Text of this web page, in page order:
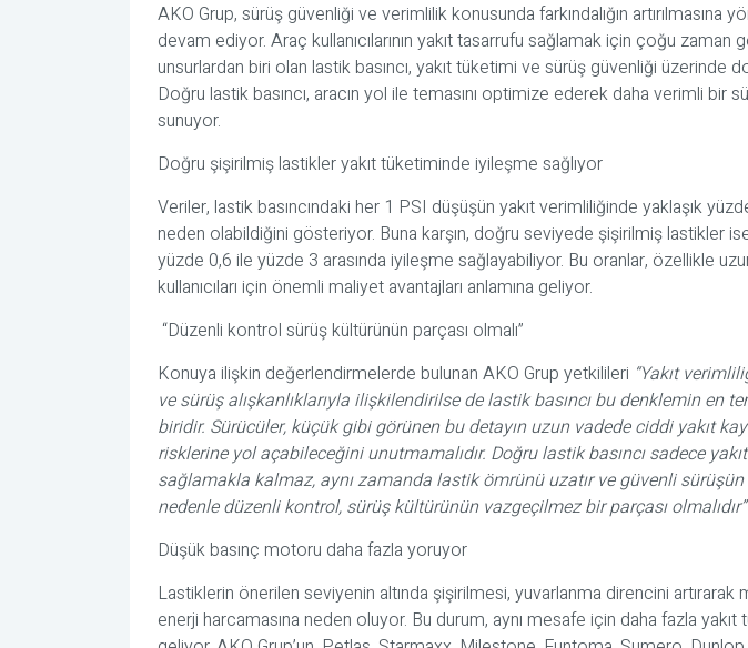
AKO Grup, sürüş güvenliği ve verimlilik konusunda farkındalığın artırılmasına
devam ediyor. Araç kullanıcılarının yakıt tasarrufu sağlamak için çoğu zaman
unsurlardan biri olan lastik basıncı, yakıt tüketimi ve sürüş güvenliği üzerinde
Doğru lastik basıncı, aracın yol ile temasını optimize ederek daha verimli bir
sunuyor.
Doğru şişirilmiş lastikler yakıt tüketiminde iyileşme sağlıyor
Veriler, lastik basıncındaki her 1 PSI düşüşün yakıt verimliliğinde yaklaşık
neden olabildiğini gösteriyor. Buna karşın, doğru seviyede şişirilmiş lastikler
yüzde 0,6 ile yüzde 3 arasında iyileşme sağlayabiliyor. Bu oranlar, özellikle
kullanıcıları için önemli maliyet avantajları anlamına geliyor.
“Düzenli kontrol sürüş kültürünün parçası olmalı”
Konuya ilişkin değerlendirmelerde bulunan AKO Grup yetkilileri “Yakıt
ve sürüş alışkanlıklarıyla ilişkilendirilse de lastik basıncı bu denklemin en
biridir. Sürücüler, küçük gibi görünen bu detayın uzun vadede ciddi yakıt
risklerine yol açabileceğini unutmamalıdır. Doğru lastik basıncı sadece
sağlamakla kalmaz, aynı zamanda lastik ömrünü uzatır ve güvenli sürüşün
nedenle düzenli kontrol, sürüş kültürünün vazgeçilmez bir parçası olmalıdır”
Düşük basınç motoru daha fazla yoruyor
Lastiklerin önerilen seviyenin altında şişirilmesi, yuvarlanma direncini artırarak
enerji harcamasına neden oluyor. Bu durum, aynı mesafe için daha fazla yakıt